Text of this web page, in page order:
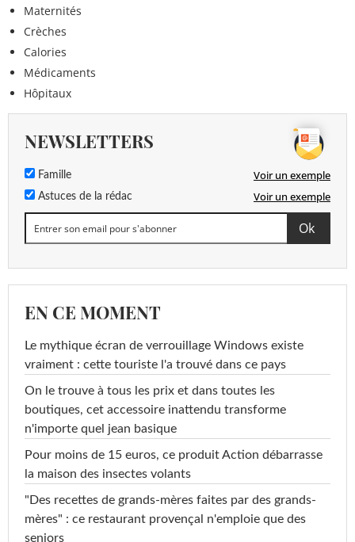
Maternités
Crèches
Calories
Médicaments
Hôpitaux
NEWSLETTERS
Famille Voir un exemple
Astuces de la rédac Voir un exemple
EN CE MOMENT
Le mythique écran de verrouillage Windows existe
vraiment : cette touriste l'a trouvé dans ce pays
On le trouve à tous les prix et dans toutes les
boutiques, cet accessoire inattendu transforme
n'importe quel jean basique
Pour moins de 15 euros, ce produit Action débarrasse
la maison des insectes volants
"Des recettes de grands-mères faites par des grands-
mères" : ce restaurant provençal n'emploie que des
seniors